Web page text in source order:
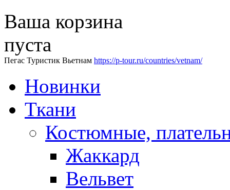
Ваша корзина
пуста
Пегас Туристик Вьетнам https://p-tour.ru/countries/vetnam/
Новинки
Ткани
Костюмные,
Жаккард
Вельвет